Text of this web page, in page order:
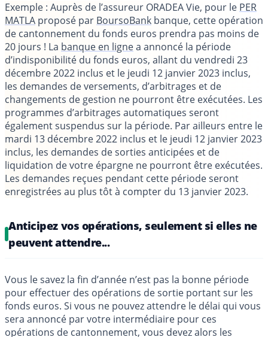
Exemple : Auprès de l’assureur ORADEA Vie, pour le PER
MATLA proposé par BoursoBank banque, cette opération
de cantonnement du fonds euros prendra pas moins de
20 jours ! La banque en lignea annoncé la période
d’indisponibilité du fonds euros, allant du vendredi 23
décembre 2022 inclus et le jeudi 12 janvier 2023 inclus,
les demandes de versements, d’arbitrages et de
changements de gestion ne pourront être exécutées. Les
programmes d’arbitrages automatiques seront
également suspendus sur la période. Par ailleurs entre le
mardi 13 décembre 2022 inclus et le jeudi 12 janvier 2023
inclus, les demandes de sorties anticipées et de
liquidation de votre épargne ne pourront être exécutées.
Les demandes reçues pendant cette période seront
enregistrées au plus tôt à compter du 13 janvier 2023.
Anticipez vos opérations, seulement si elles ne
peuvent attendre...
Vous le savez la fin d’année n’est pas la bonne période
pour effectuer des opérations de sortie portant sur les
fonds euros. Si vous ne pouvez attendre le délai qui vous
sera annoncé par votre intermédiaire pour ces
opérations de cantonnement, vous devez alors les